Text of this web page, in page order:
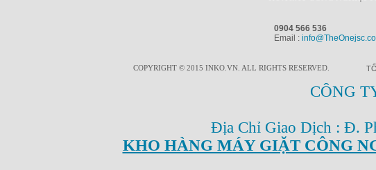
0904 566 536
Email :
COPYRIGHT © 2015 INKO.VN. ALL RIGHTS RESERVED.
CÔNG
Địa Chỉ Giao Dịch : Đ.
KHO HÀNG MÁY GIẶT CÔNG